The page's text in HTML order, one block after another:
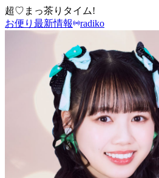
超♡まっ茶りタイム!
お便り 最新情報 radiko